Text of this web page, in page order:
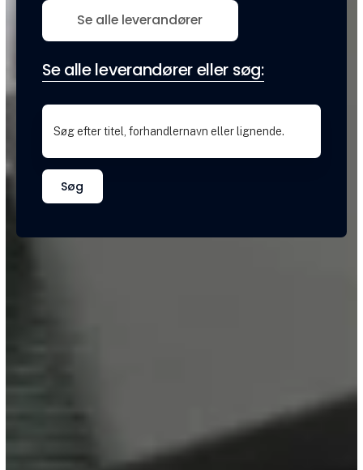
Se alle leverandører
Se alle leverandører eller søg:
Søg